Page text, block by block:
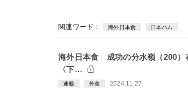
関連ワード： 海外日本食 日本ハム
海外日本食 成功の分水嶺（200）
〈下…
連載 外食 2024.11.27